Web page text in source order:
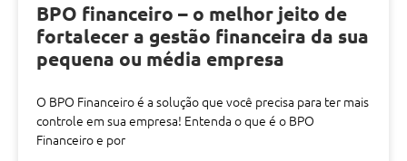
BPO financeiro – o melhor jeito de
fortalecer a gestão financeira da sua
pequena ou média empresa
O BPO Financeiro é a solução que você precisa para ter mais
controle em sua empresa! Entenda o que é o BPO
Financeiro e por